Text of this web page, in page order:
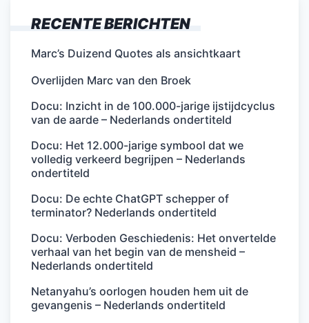
RECENTE BERICHTEN
Marc’s Duizend Quotes als ansichtkaart
Overlijden Marc van den Broek
Docu: Inzicht in de 100.000-jarige ijstijdcyclus
van de aarde – Nederlands ondertiteld
Docu: Het 12.000-jarige symbool dat we
volledig verkeerd begrijpen – Nederlands
ondertiteld
Docu: De echte ChatGPT schepper of
terminator? Nederlands ondertiteld
Docu: Verboden Geschiedenis: Het onvertelde
verhaal van het begin van de mensheid –
Nederlands ondertiteld
Netanyahu’s oorlogen houden hem uit de
gevangenis – Nederlands ondertiteld